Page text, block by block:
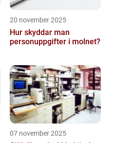
20 november 2025
Hur skyddar man
personuppgifter i molnet?
07 november 2025